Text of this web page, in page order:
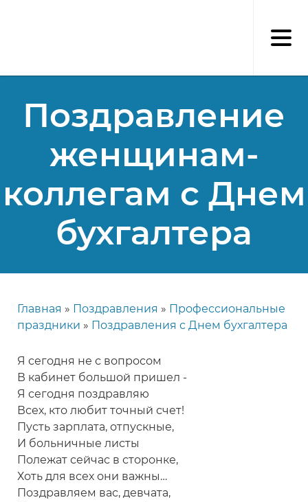
Поздравление
женщинам-
коллегам с Днем
бухгалтера
Строка
Главная Поздравления
Профессиональные
праздники
Поздравления с Днем бухгалтера
Я сегодня не с вопросом
В кабинет большой пришел -
Я сегодня поздравляю
Всех, кто любит точный счет!
Пусть зарплата, отпускные,
И больничные листы
Полежат сейчас в сторонке,
Хоть для всех они важны…
Поздравляем вас, девчата,